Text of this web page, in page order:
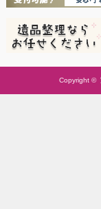
Copyright ©